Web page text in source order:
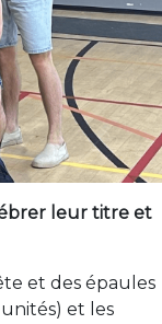
leur titre et
et des épaules
et les